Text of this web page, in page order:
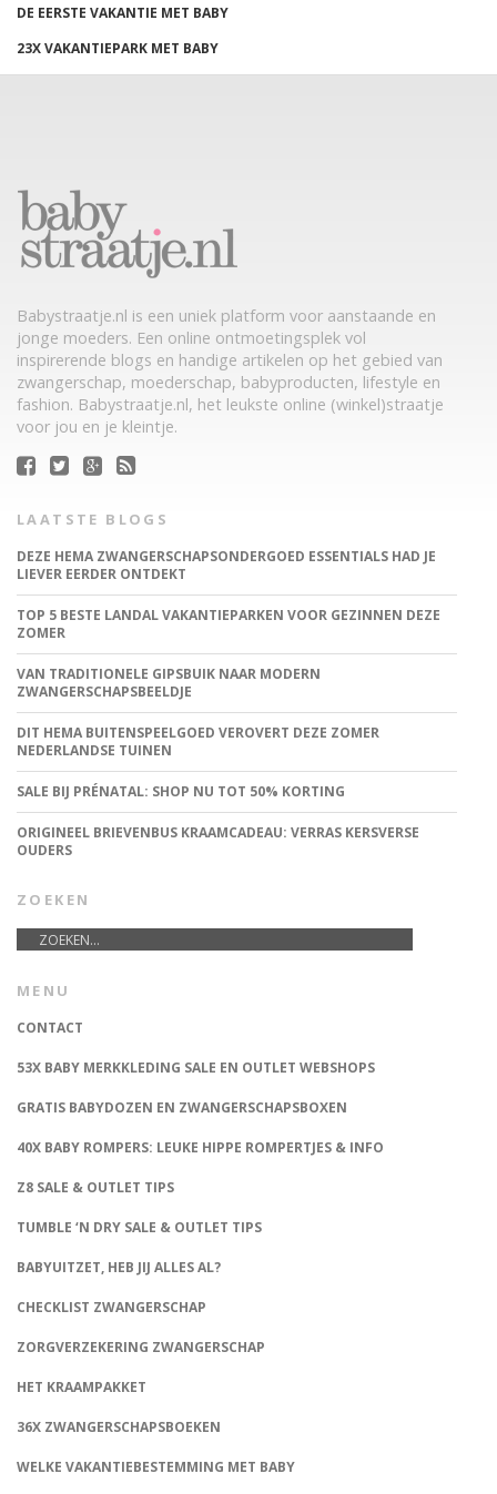
DE EERSTE VAKANTIE MET BABY
23X VAKANTIEPARK MET BABY
Babystraatje.nl is een uniek platform voor aanstaande en
jonge moeders. Een online ontmoetingsplek vol
inspirerende blogs en handige artikelen op het gebied van
zwangerschap, moederschap, babyproducten, lifestyle en
fashion. Babystraatje.nl, het leukste online (winkel)straatje
voor jou en je kleintje.
LAATSTE BLOGS
DEZE HEMA ZWANGERSCHAPSONDERGOED ESSENTIALS HAD JE
LIEVER EERDER ONTDEKT
TOP 5 BESTE LANDAL VAKANTIEPARKEN VOOR GEZINNEN DEZE
ZOMER
VAN TRADITIONELE GIPSBUIK NAAR MODERN
ZWANGERSCHAPSBEELDJE
DIT HEMA BUITENSPEELGOED VEROVERT DEZE ZOMER
NEDERLANDSE TUINEN
SALE BIJ PRÉNATAL: SHOP NU TOT 50% KORTING
ORIGINEEL BRIEVENBUS KRAAMCADEAU: VERRAS KERSVERSE
OUDERS
ZOEKEN
MENU
CONTACT
53X BABY MERKKLEDING SALE EN OUTLET WEBSHOPS
GRATIS BABYDOZEN EN ZWANGERSCHAPSBOXEN
40X BABY ROMPERS: LEUKE HIPPE ROMPERTJES & INFO
Z8 SALE & OUTLET TIPS
TUMBLE ‘N DRY SALE & OUTLET TIPS
BABYUITZET, HEB JIJ ALLES AL?
CHECKLIST ZWANGERSCHAP
ZORGVERZEKERING ZWANGERSCHAP
HET KRAAMPAKKET
36X ZWANGERSCHAPSBOEKEN
WELKE VAKANTIEBESTEMMING MET BABY